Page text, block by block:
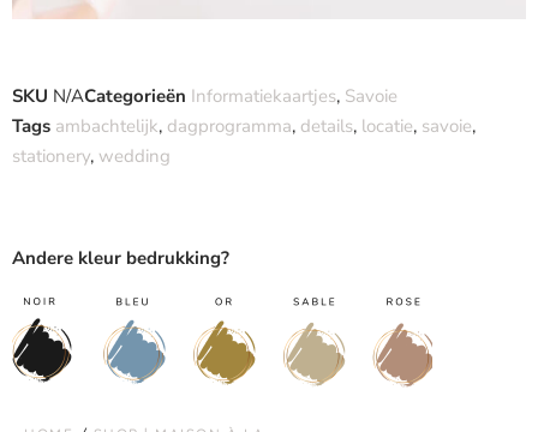
SKU N/ACategorieën Informatiekaartjes, Savoie
Tags ambachtelijk, dagprogramma, details, locatie, savoie,
stationery, wedding
Andere kleur bedrukking?